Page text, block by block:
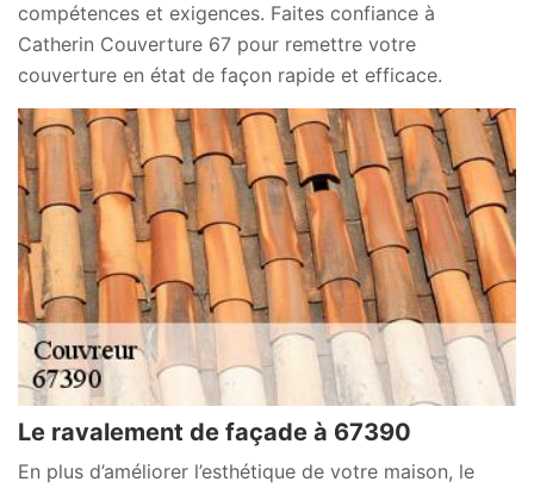
compétences et exigences. Faites confiance à
Catherin Couverture 67 pour remettre votre
couverture en état de façon rapide et efficace.
Le ravalement de façade à 67390
En plus d’améliorer l’esthétique de votre maison, le